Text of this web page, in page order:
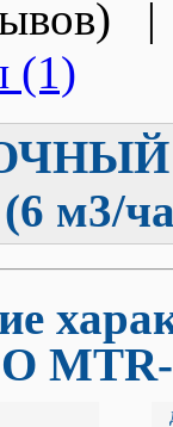
) |
(1)
м3/